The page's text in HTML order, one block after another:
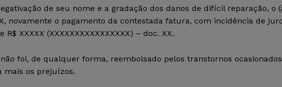
de seu nome e a gradação dos danos de difícil reparação, o
novamente o pagamento da contestada fatura, com incidência de
XXXXX (XXXXXXXXXXXXXXXX) – doc. XX.
foi, de qualquer forma, reembolsado pelos transtornos
mais os prejuízos.